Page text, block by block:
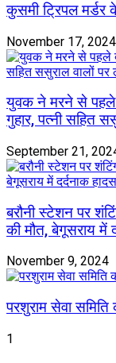
कुसमी ट्रिपल
November 17, 2024
युवक ने मरने से पहले
गुहार, पत्नी सहित
September 21,
बरौनी स्टेशन पर
की मौत, बेगूसराय में
November 9, 2024
परशुराम सेवा
1